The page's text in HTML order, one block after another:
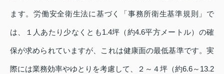
ます。労働安全衛生法に基づく「事務所衛生基準規則」で
は、１人あたり少なくとも1.4坪（約4.6平方メートル）の確
保が求められていますが、これは健康面の最低基準です。実
際には業務効率やゆとりを考慮して、２～４坪（約6.6～13.2